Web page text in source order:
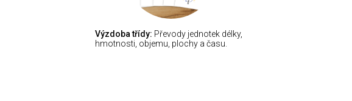
Výzdoba třídy: Převody jednotek délky,
hmotnosti, objemu, plochy a času.